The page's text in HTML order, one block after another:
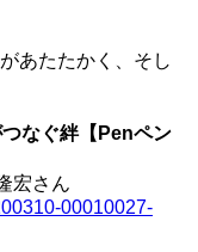
あたたかく、そし
なぐ絆【Penペン
宏さん
00010027-